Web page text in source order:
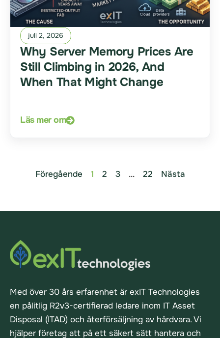
juli 2, 2026
Why Server Memory Prices Are
Still Climbing in 2026, And
When That Might Change
Läs mer om
Föregående 1 2 3 ... 22 Nästa
Med över 30 års erfarenhet är exIT Technologies
en pålitlig R2v3-certifierad ledare inom IT Asset
Disposal (ITAD) och återförsäljning av hårdvara. Vi
hjälper företag att på ett säkert sätt hantera och